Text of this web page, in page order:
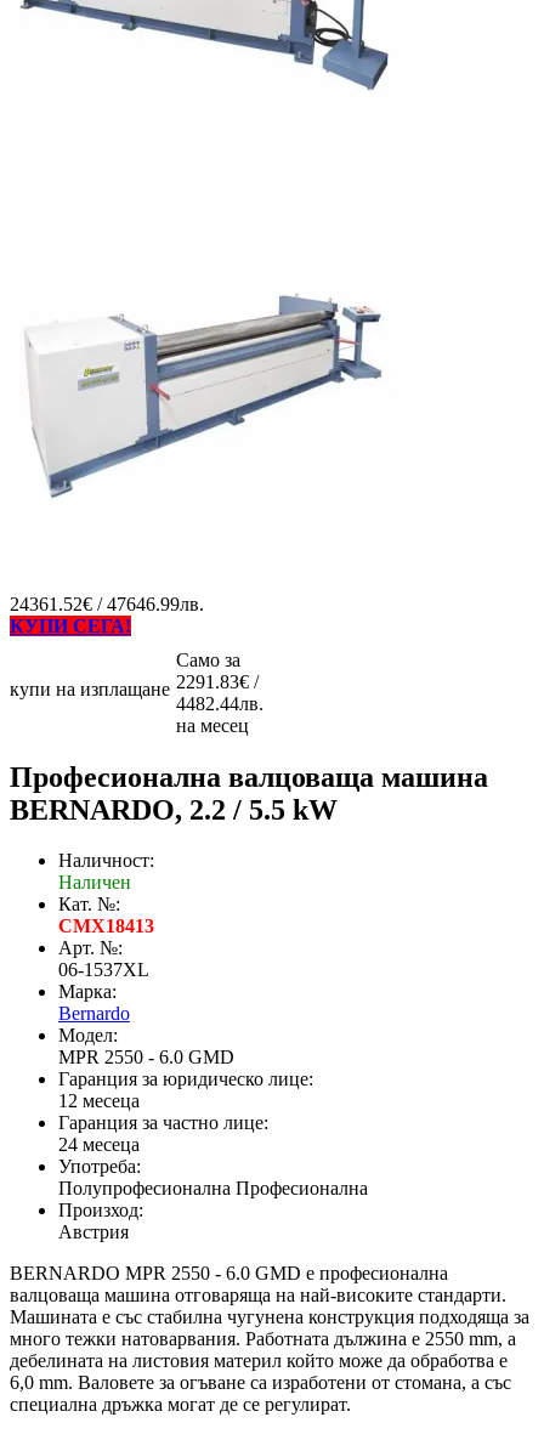
24361.52€ / 47646.99лв.
КУПИ СЕГА!
купи на изплащане
Само за
2291.83€ /
4482.44лв.
на месец
Професионална валцоваща машина
BERNARDO, 2.2 / 5.5 kW
Наличност:
Наличен
Кат. №:
CMX18413
Арт. №:
06-1537XL
Марка:
Bernardo
Модел:
MPR 2550 - 6.0 GMD
Гаранция за юридическо лице:
12 месеца
Гаранция за частно лице:
24 месеца
Употреба:
Полупрофесионална Професионална
Произход:
Австрия
BERNARDO MPR 2550 - 6.0 GMD е професионална
валцоваща машина отговаряща на най-високите стандарти.
Машината е със стабилна чугунена конструкция подходяща за
много тежки натоварвания. Работната дължина е 2550 mm, а
дебелината на листовия материл който може да обработва е
6,0 mm. Валовете за огъване са изработени от стомана, а със
специална дръжка могат де се регулират.